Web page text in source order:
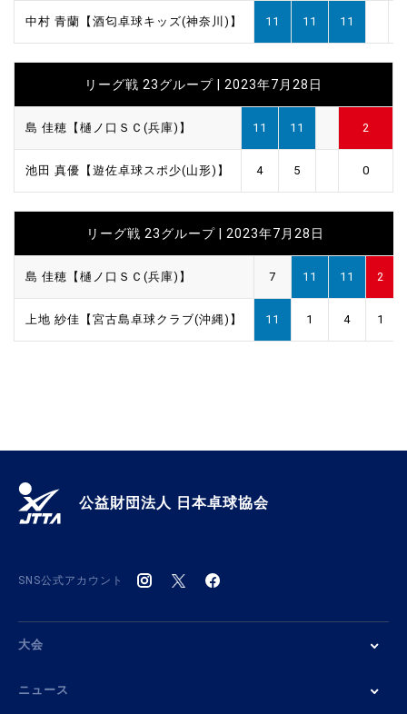
中村 青蘭【酒匂卓球キッズ(神奈川)】 11 11 11
リーグ戦 23グループ | 2023年7月28日
島 佳穂【樋ノ口ＳＣ(兵庫)】 11 11 2
池田 真優【遊佐卓球スポ少(山形)】 4 5 0
リーグ戦 23グループ | 2023年7月28日
島 佳穂【樋ノ口ＳＣ(兵庫)】 7 11 11 2
上地 紗佳【宮古島卓球クラブ(沖縄)】 11 1 4 1
公益財団法人 日本卓球協会
SNS公式アカウント
大会
ニュース